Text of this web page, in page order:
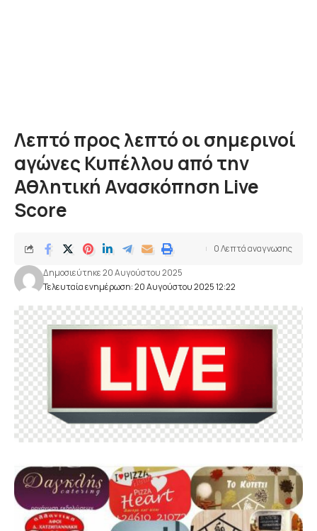
Λεπτό προς λεπτό οι σημερινοί
αγώνες Κυπέλλου από την
Αθλητική Ανασκόπηση Live
Score
Τελευταία ενημέρωση: 20 Αυγούστου 2025 12:22
Δημοσιεύτηκε 20 Αυγούστου 2025
0 Λεπτά αναγνωσης